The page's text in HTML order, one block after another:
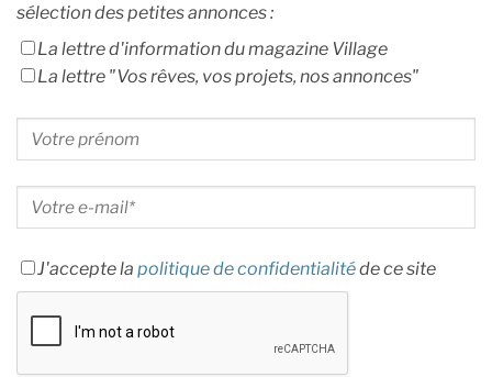
sélection des petites annonces :
La lettre d'information du magazine Village
La lettre "Vos rêves, vos projets, nos annonces"
J'accepte la politique de confidentialitéde ce site